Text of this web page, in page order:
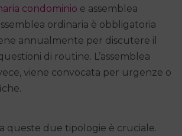
condominio e assemblea
ordinaria è obbligatoria
annualmente per discutere il
di routine. L’assemblea
viene convocata per urgenze o
queste due tipologie è cruciale.